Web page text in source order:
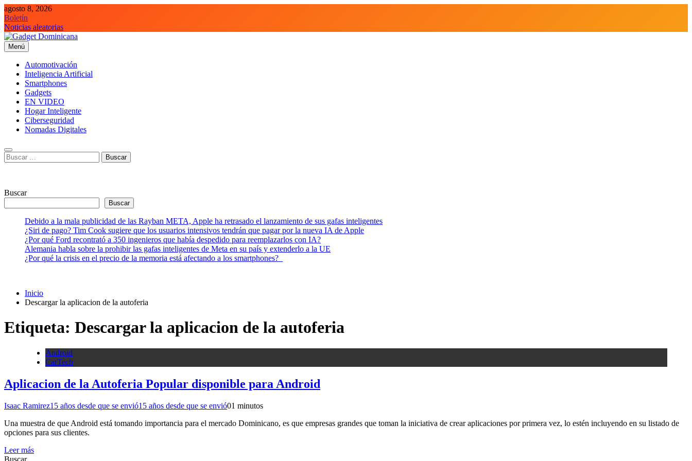
Saltar
al
contenido
agosto 8, 2026
Boletín
Noticias aleatorias
Gadget Dominicana
Gadgets, Autos y Tecnología de consumo
Menú
Automotivación
Inteligencia Artificial
Smartphones
Gadgets
EN VIDEO
Hogar Inteligente
Ciberseguridad
Nomadas Digitales
Buscar:
Buscar
Buscar
Debido a la mala publicidad de las Rayban META, Apple ha retrasado el lanzamiento de sus gafas inteligentes
¿Siri de pago? Tim Cook sugiere que los usuarios intensivos tendrán que pagar por la nueva IA de Apple
¿Por qué Ford recontrató a 350 ingenieros que había despedido para reemplazarlos con IA?
Alemania habla sobre la prohibir las gafas inteligentes de Meta en su país y extenderlo a la UE
¿Por qué la crisis en el precio de la memoria está afectando a los smartphones?
Inicio
Descargar la aplicacion de la autoferia
Etiqueta: Descargar la aplicacion de la autoferia
Android
CarTech
Aplicacion de la Autoferia Popular disponible para Android
Isaac Ramirez15 años desde que se envió15 años desde que se envió01 minutos
Una muestra de que Android está tomando importancia para el mercado Dominicano, es que empresas grandes que toman la iniciativa de crear aplicaciones por primera vez, lo estén incluyendo en su listado de
opciones para sus clientes.
Leer más
Buscar